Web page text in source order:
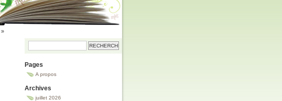
»
Pages
A propos
Archives
juillet 2026